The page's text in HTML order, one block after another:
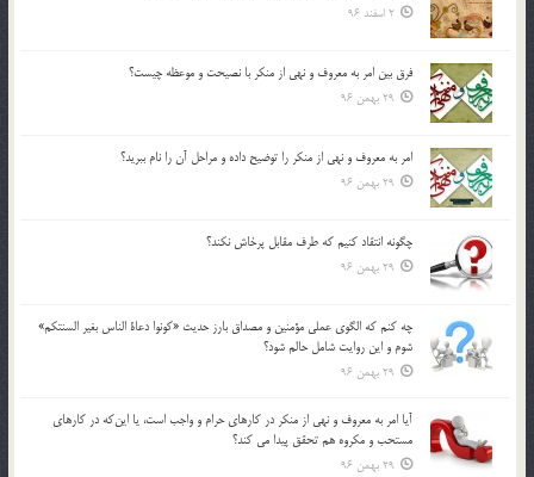
2 اسفند 96
فرق بين امر به معروف و نهي از منكر با نصيحت و موعظه چيست؟
29 بهمن 96
امر به معروف و نهي از منكر را توضيح داده و مراحل آن را نام ببريد؟
29 بهمن 96
چگونه انتقاد كنيم كه طرف مقابل پرخاش نكند؟
29 بهمن 96
چه كنم كه الگوي عملي مؤمنين و مصداق بارز حديث «كونوا دعاة الناس بغير السنتكم»
شوم و اين روايت شامل حالم شود؟
29 بهمن 96
آيا امر به معروف و نهي از منكر در كارهاي حرام و واجب است، يا اين‌كه در كارهاي
مستحب و مكروه هم تحقق پيدا مي كند؟
29 بهمن 96